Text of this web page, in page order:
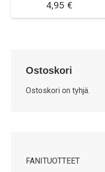
4,95 €
Ostoskori
Ostoskori on tyhjä.
FANITUOTTEET